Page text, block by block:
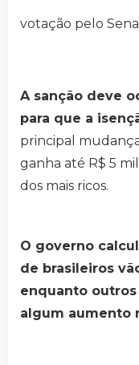
votação pelo
A sanção deve
para que a
principal
ganha até R$ 5
dos mais ricos.
O governo
de brasileiros
enquanto
algum aumento